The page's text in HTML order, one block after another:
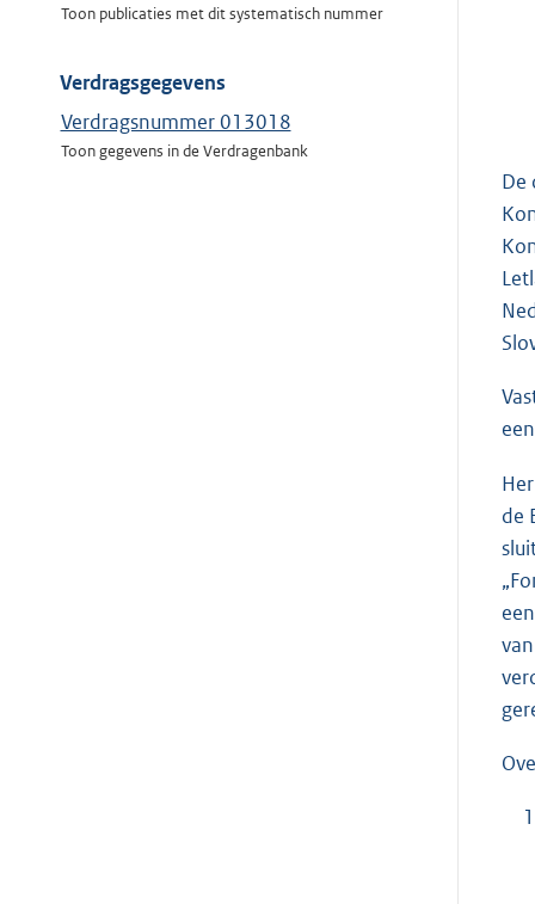
Toon publicaties met dit systematisch nummer
Verdragsgegevens
Verdragsnummer 013018
Toon gegevens in de Verdragenbank
De
de